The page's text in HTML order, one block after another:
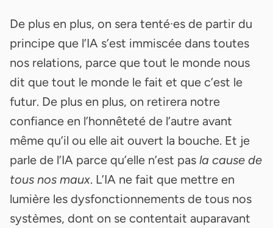
De plus en plus, on sera tenté·es de partir du
principe que l’IA s’est immiscée dans toutes
nos relations, parce que tout le monde nous
dit que tout le monde le fait et que c’est le
futur. De plus en plus, on retirera notre
confiance en l’honnêteté de l’autre avant
même qu’il ou elle ait ouvert la bouche. Et je
parle de l’IA parce qu’elle n’est pas la cause de
tous nos maux. L’IA ne fait que mettre en
lumière les dysfonctionnements de tous nos
systèmes, dont on se contentait auparavant